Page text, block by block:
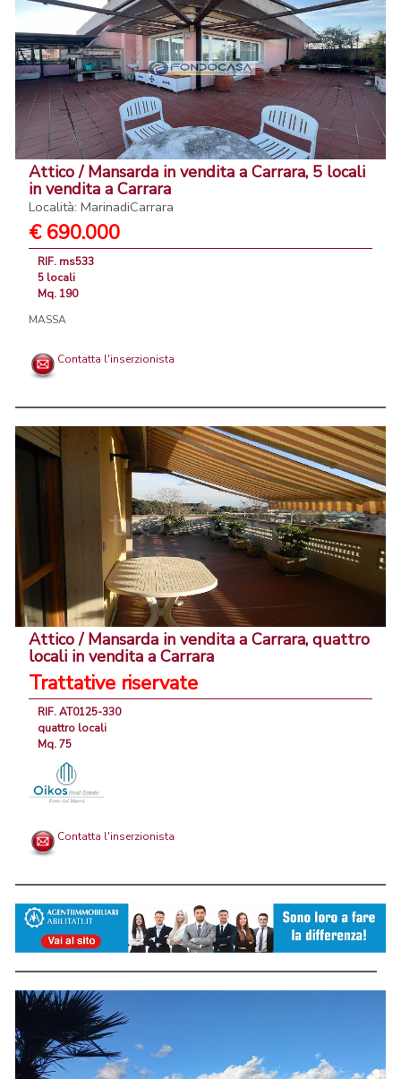
Attico / Mansarda in vendita a Carrara, 5 locali
in vendita a Carrara
Località: MarinadiCarrara
€ 690.000
RIF. ms533
5 locali
Mq. 190
MASSA
Contatta l'inserzionista
Attico / Mansarda in vendita a Carrara, quattro
locali in vendita a Carrara
Trattative riservate
RIF. AT0125-330
quattro locali
Mq. 75
Contatta l'inserzionista